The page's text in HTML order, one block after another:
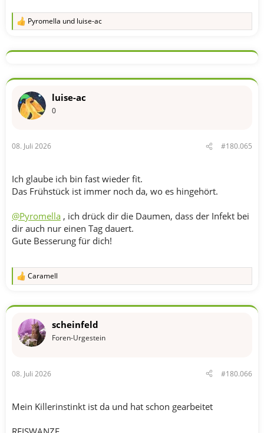
R
k
o
e
n
Pyromella und luise-ac
luise-ac
0
08. Juli 2026 #180.065
Ich glaube ich bin fast wieder fit.
Das Frühstück ist immer noch da, wo es hingehört.
@Pyromella , ich drück dir die Daumen, dass der Infekt bei
dir auch nur einen Tag dauert.
Gute Besserung für dich!
R
k
o
:
Caramell
scheinfeld
Foren-Urgestein
08. Juli 2026 #180.066
Mein Killerinstinkt ist da und hat schon gearbeitet